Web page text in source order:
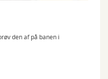
den af på banen i